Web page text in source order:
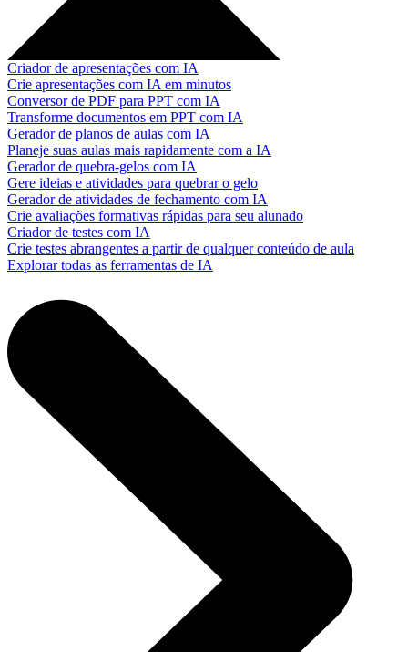
Criador de apresentações com IA
Crie apresentações com IA em minutos
Conversor de PDF para PPT com IA
Transforme documentos em PPT com IA
Gerador de planos de aulas com IA
Planeje suas aulas mais rapidamente com a IA
Gerador de quebra-gelos com IA
Gere ideias e atividades para quebrar o gelo
Gerador de atividades de fechamento com IA
Crie avaliações formativas rápidas para seu alunado
Criador de testes com IA
Crie testes abrangentes a partir de qualquer conteúdo de aula
Explorar todas as ferramentas de IA